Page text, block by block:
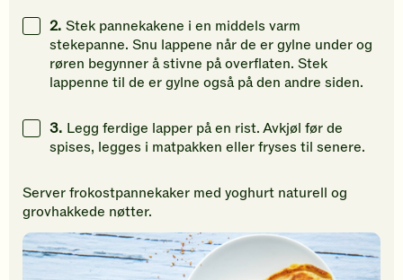
2. Stek pannekakene i en middels varm
stekepanne. Snu lappene når de er gylne under og
røren begynner å stivne på overflaten. Stek
lappenne til de er gylne også på den andre siden.
3. Legg ferdige lapper på en rist. Avkjøl før de
spises, legges i matpakken eller fryses til senere.
Server frokostpannekaker med yoghurt naturell og
grovhakkede nøtter.